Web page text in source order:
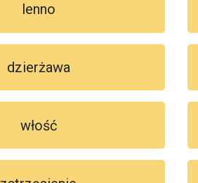
lenno
dzierżawa
włość